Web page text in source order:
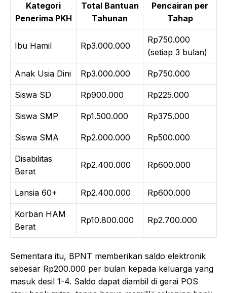
Kategori
Penerima PKH
Total Bantuan
Tahunan
Pencairan per
Tahap
Ibu Hamil Rp3.000.000
Rp750.000
(setiap 3 bulan)
Anak Usia Dini Rp3.000.000 Rp750.000
Siswa SD Rp900.000 Rp225.000
Siswa SMP Rp1.500.000 Rp375.000
Siswa SMA Rp2.000.000 Rp500.000
Disabilitas
Berat
Rp2.400.000 Rp600.000
Lansia 60+ Rp2.400.000 Rp600.000
Korban HAM
Berat
Rp10.800.000 Rp2.700.000
Sementara itu, BPNT memberikan saldo elektronik
sebesar Rp200.000 per bulan kepada keluarga yang
masuk desil 1-4. Saldo dapat diambil di gerai POS